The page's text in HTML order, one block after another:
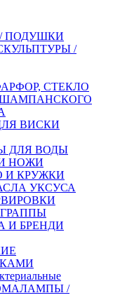
ПОДУШКИ
/
СТЕКЛО
ВИСКИ
ДЛЯ ВОДЫ
НОЖИ
И КРУЖКИ
УКСУСА
И БРЕНДИ
/